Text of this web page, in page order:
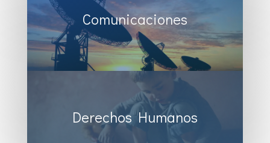
Comunicaciones
Derechos Humanos